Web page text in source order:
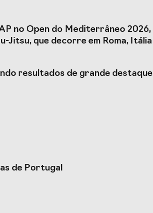
Projetos Europeus
no Open do Mediterrâneo 2026,
Jitsu, que decorre em Roma, Itália
resultados de grande destaque
de Portugal